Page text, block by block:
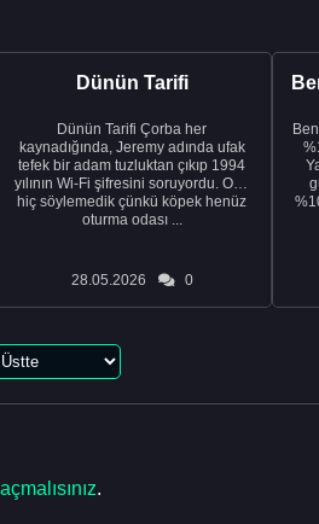
Dünün Tarifi
Dünün Tarifi Çorba her
kaynadığında, Jeremy adında ufak
tefek bir adam tuzluktan çıkıp 1994
yılının Wi-Fi şifresini soruyordu. Ona
hiç söylemedik çünkü köpek henüz
oturma odası ...
28.05.2026 0
.